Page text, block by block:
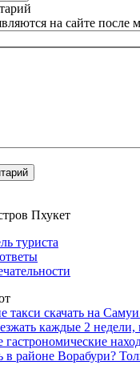
на сайте после
Пхукет
туриста
такси скачать на
каждые 2
в районе Ворабури?